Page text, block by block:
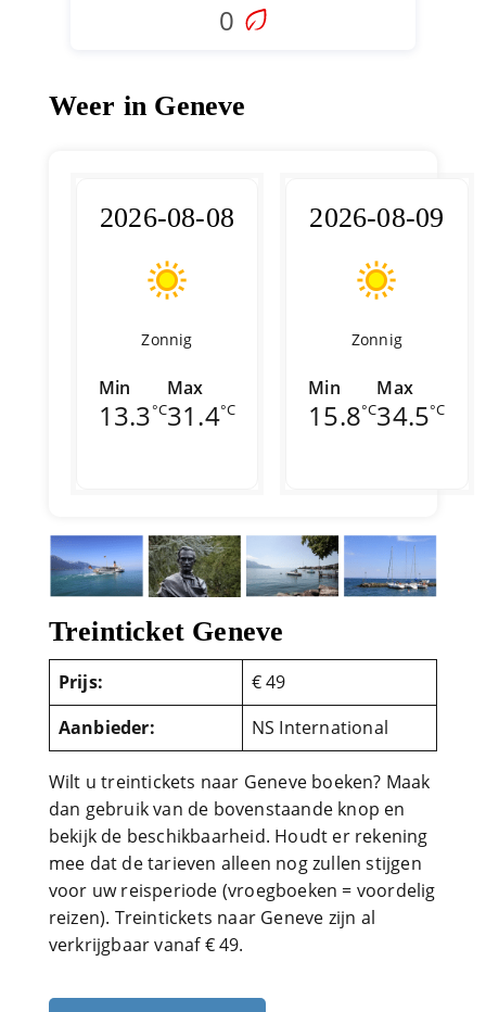
0
Weer in Geneve
2026-08-08
Zonnig
Min
13.3°C
Max
31.4°C
2026-08-09
Zonnig
Min
15.8°C
Max
34.5°C
Treinticket Geneve
Prijs:
€ 49
Aanbieder:
NS International
Wilt u treintickets naar Geneve boeken? Maak
dan gebruik van de bovenstaande knop en
bekijk de beschikbaarheid. Houdt er rekening
mee dat de tarieven alleen nog zullen stijgen
voor uw reisperiode (vroegboeken = voordelig
reizen). Treintickets naar Geneve zijn al
verkrijgbaar vanaf € 49.